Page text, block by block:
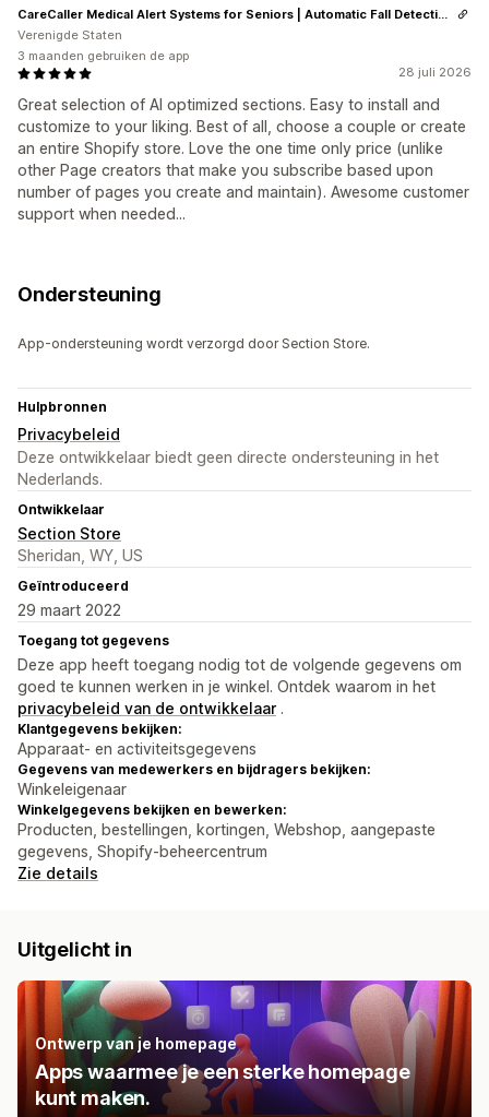
28 juli 2026
Great selection of AI optimized sections. Easy to install and
customize to your liking. Best of all, choose a couple or create
an entire Shopify store. Love the one time only price (unlike
other Page creators that make you subscribe based upon
number of pages you create and maintain). Awesome customer
support when needed...
CareCaller Medical Alert Systems for Seniors | Automatic Fall Detection & GPS Tracking
Verenigde Staten
3 maanden gebruiken de app
Ondersteuning
App-ondersteuning wordt verzorgd door Section Store.
Hulpbronnen
Privacybeleid
Deze ontwikkelaar biedt geen directe ondersteuning in het
Nederlands.
Ontwikkelaar
Section Store
Sheridan, WY, US
Geïntroduceerd
29 maart 2022
Toegang tot gegevens
Deze app heeft toegang nodig tot de volgende gegevens om
goed te kunnen werken in je winkel. Ontdek waarom in het
privacybeleid van de ontwikkelaar .
Klantgegevens bekijken:
Apparaat- en activiteitsgegevens
Gegevens van medewerkers en bijdragers bekijken:
Winkeleigenaar
Winkelgegevens bekijken en bewerken:
Producten, bestellingen, kortingen, Webshop, aangepaste
gegevens, Shopify-beheercentrum
Zie details
Uitgelicht in
Ontwerp van je homepage
Apps waarmee je een sterke homepage
kunt maken.